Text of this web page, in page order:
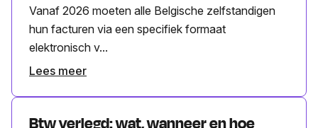
Vanaf 2026 moeten alle Belgische zelfstandigen
hun facturen via een specifiek formaat
elektronisch v...
Lees meer